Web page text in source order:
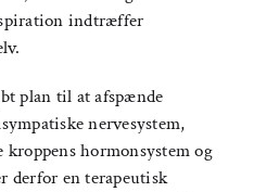
indtræffer
plan til at afspænde
nervesystem,
kroppens hormonsystem og
derfor en terapeutisk